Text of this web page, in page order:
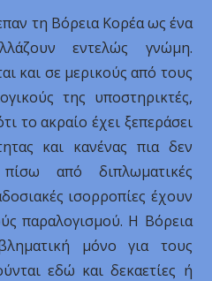
τη Βόρεια Κορέα ως ένα
εντελώς γνώμη.
και σε μερικούς από τους
της υποστηρικτές,
το ακραίο έχει ξεπεράσει
και κανένας πια δεν
από διπλωματικές
ισορροπίες έχουν
παραλογισμού. Η Βόρεια
μόνο για τους
εδώ και δεκαετίες ή